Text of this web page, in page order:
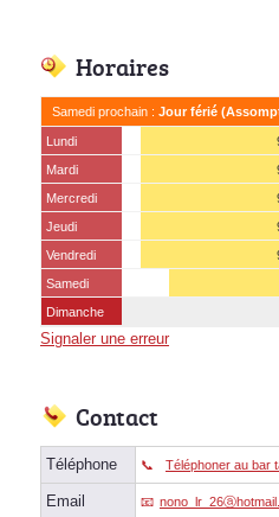
Horaires
Samedi prochain : Jour férié
Lundi
Mardi
Mercredi
Jeudi
Vendredi
Samedi
Dimanche
Signaler une erreur
Contact
Téléphone Téléphoner au bar
Email